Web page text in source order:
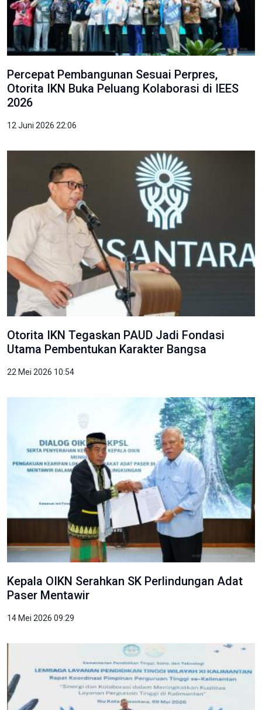
Percepat Pembangunan Sesuai Perpres,
Otorita IKN Buka Peluang Kolaborasi di IEES
2026
12 Juni 2026 22:06
Otorita IKN Tegaskan PAUD Jadi Fondasi
Utama Pembentukan Karakter Bangsa
22 Mei 2026 10:54
Kepala OIKN Serahkan SK Perlindungan Adat
Paser Mentawir
14 Mei 2026 09:29